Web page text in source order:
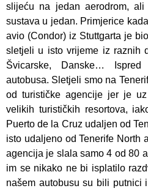
slijeću na jedan aerodrom,
sustava u jedan. Primjerice
avio (Condor) iz Stuttgarta je
sletjeli u isto vrijeme iz raznih
Švicarske, Danske…
autobusa. Sletjeli smo na
od turističke agencije jer je
velikih turističkih resortova,
Puerto de la Cruz udaljen od
isto udaljeno od Tenerife North
agencija je slala samo 4 od 80
im se nikako ne bi isplatilo
našem autobusu su bili